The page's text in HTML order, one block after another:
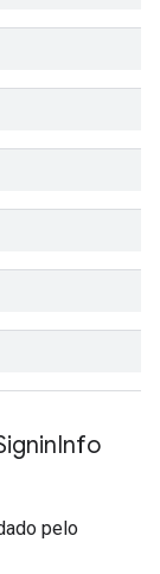
Info
pelo